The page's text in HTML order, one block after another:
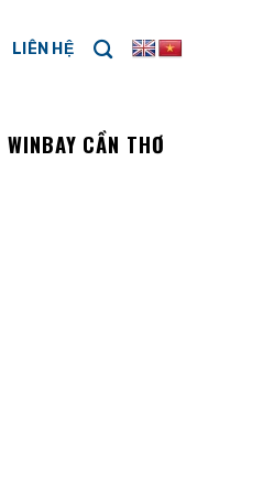
LIÊN HỆ
WINBAY CẦN THƠ